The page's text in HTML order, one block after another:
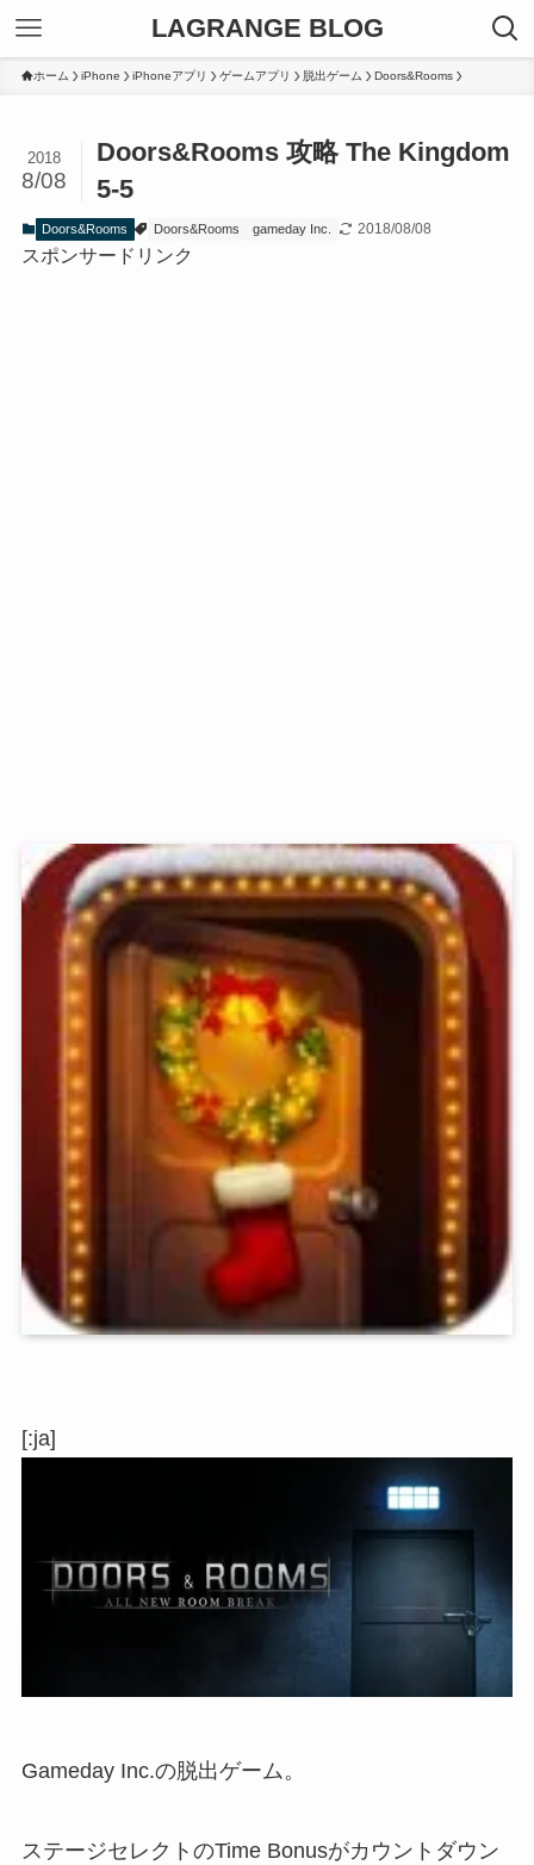
LAGRANGE BLOG
ホーム iPhone iPhoneアプリ ゲームアプリ 脱出ゲーム Doors&Rooms
Doors&Rooms 攻略 The Kingdom
5-5
2018
8/08
Doors&Rooms Doors&Rooms gameday Inc. 2018/08/08
スポンサードリンク
[:ja]
Gameday Inc.の脱出ゲーム。
ステージセレクトのTime Bonusがカウントダウン